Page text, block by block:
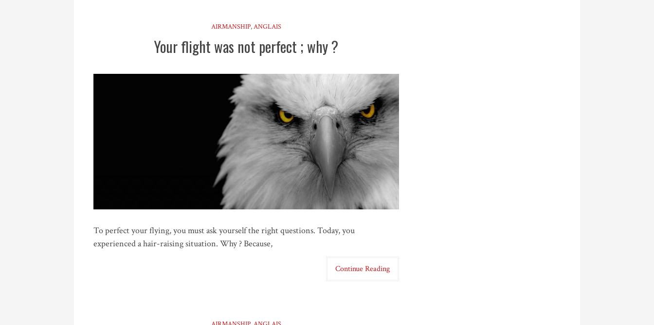
AIRMANSHIP,ANGLAIS
Your flight was not perfect ; why ?
To perfect your flying, you must ask yourself the right questions. Today, you
experienced a hair-raising situation. Why ? Because,
Continue Reading